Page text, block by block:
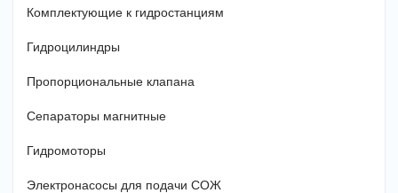
Комплектующие к гидростанциям
Гидроцилиндры
Пропорциональные клапана
Сепараторы магнитные
Гидромоторы
Электронасосы для подачи СОЖ